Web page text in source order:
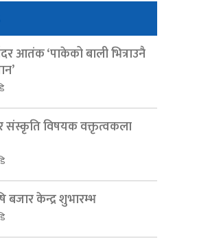
आतंक ‘पाकेको बाली भित्राउनै
र संस्कृति विषयक वक्तृत्वकला
बजार केन्द्र शुभारम्भ